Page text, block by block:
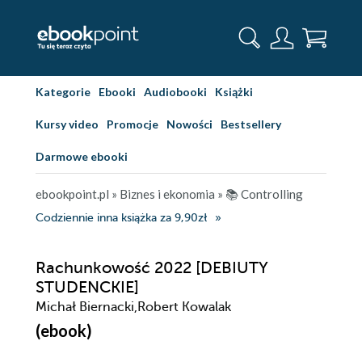
Kategorie Ebooki Audiobooki Książki
Kursy video Promocje Nowości Bestsellery
Darmowe ebooki
ebookpoint.pl » Biznes i ekonomia » 📚 Controlling
Codziennie inna książka za 9,90zł
Rachunkowość 2022 [DEBIUTY
STUDENCKIE]
Michał Biernacki,Robert Kowalak
(ebook)